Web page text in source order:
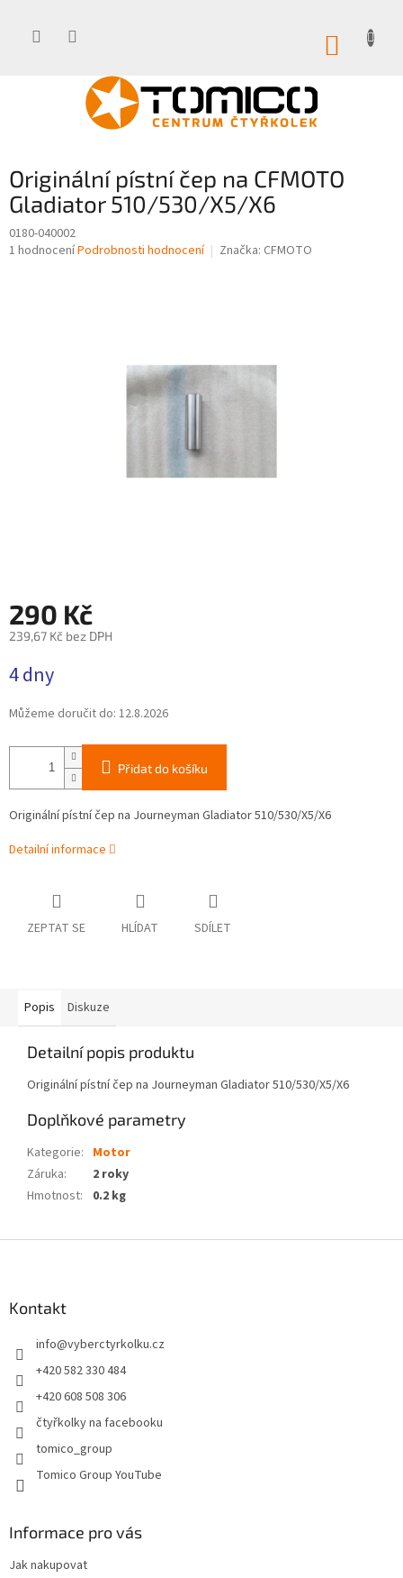
Originální pístní čep na CFMOTO
Gladiator 510/530/X5/X6
0180-040002
Průměrné
1 hodnoceníPodrobnosti hodnocení Značka: CFMOTO
290 Kč
239,67 Kč bez DPH
cena:
4 dny
Můžeme doručit do: 12.8.2026
Přidat do košíku
Originální pístní čep na Journeyman Gladiator 510/530/X5/X6
Detailní informace
ZEPTAT SE HLÍDAT SDÍLET
Popis Diskuze
Detailní popis produktu
Originální pístní čep na Journeyman Gladiator 510/530/X5/X6
Doplňkové parametry
Kategorie: Motor
Záruka:
2 roky
Hmotnost: 0.2 kg
Kontakt
info@vyberctyrkolku.cz
+420 582 330 484
+420 608 508 306
čtyřkolky na facebooku
tomico_group
Tomico Group YouTube
Informace pro vás
Jak nakupovat